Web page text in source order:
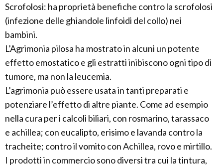
Scrofolosi: ha proprietà benefiche contro la scrofolosi
(infezione delle ghiandole linfoidi del collo) nei
bambini.
L’Agrimonia pilosa ha mostrato in alcuni un potente
effetto emostatico e gli estratti inibiscono ogni tipo di
tumore, ma non la leucemia.
L’agrimonia può essere usata in tanti preparati e
potenziare l’effetto di altre piante. Come ad esempio
nella cura per i calcoli biliari, con rosmarino, tarassaco
e achillea; con eucalipto, erisimo e lavanda contro la
tracheite; contro il vomito con Achillea, rovo e mirtillo.
I prodotti in commercio sono diversi tra cui la tintura,